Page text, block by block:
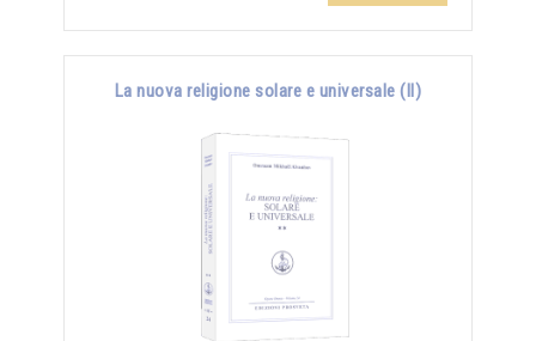
La nuova religione solare e universale (II)